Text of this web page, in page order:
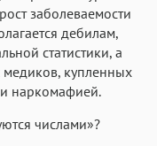
заболеваемости
дебилам,
статистики, а
купленных
наркомафией.
числами»?